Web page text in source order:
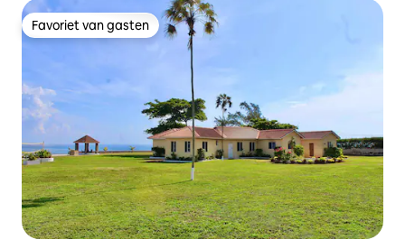
Favoriet van gasten
Favoriet van gasten